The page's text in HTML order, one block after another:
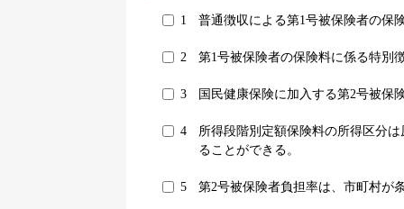
1 普通徴収による第1号被保険者の保
2 第1号被保険者の保険料に係る特別
3 国民健康保険に加入する第2号被保
4
所得段階別定額保険料の所得区分
ることができる。
5 第2号被保険者負担率は、市町村が